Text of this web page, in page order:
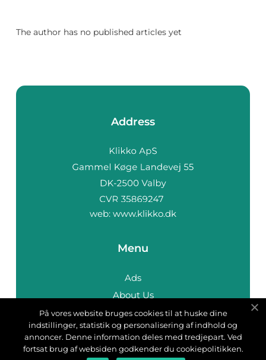
The author has no published articles yet
Address
web: www.klikko.dk
Menu
Ads
About Us
Cookies
Contact
Sitemap
På vores website bruges cookies til at huske dine
indstillinger, statistik og personalisering af indhold og
annoncer. Denne information deles med tredjepart. Ved
fortsat brug af websiden godkender du cookiepolitikken.